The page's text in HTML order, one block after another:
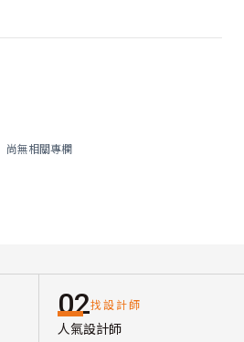
尚無相關專欄
02找設計師
人氣設計師